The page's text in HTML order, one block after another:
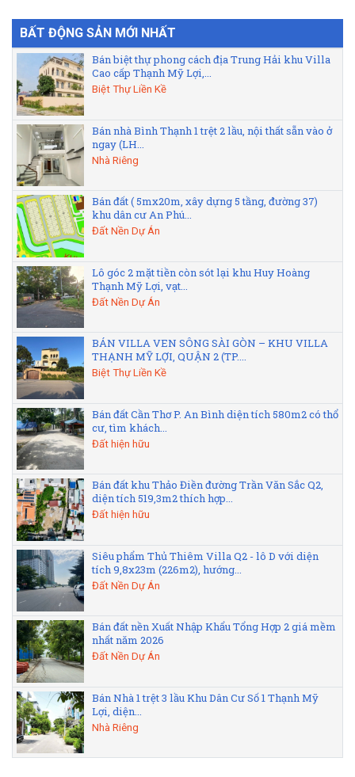
BẤT ĐỘNG SẢN MỚI NHẤT
Bán biệt thự phong cách địa Trung Hải khu Villa
Cao cấp Thạnh Mỹ Lợi,...
Biệt Thự Liền Kề
Bán nhà Bình Thạnh 1 trệt 2 lầu, nội thất sẵn vào ở
ngay (LH...
Nhà Riêng
Bán đất ( 5mx20m, xây dựng 5 tầng, đường 37)
khu dân cư An Phú...
Đất Nền Dự Án
Lô góc 2 mặt tiền còn sót lại khu Huy Hoàng
Thạnh Mỹ Lợi, vạt...
Đất Nền Dự Án
BÁN VILLA VEN SÔNG SÀI GÒN – KHU VILLA
THẠNH MỸ LỢI, QUẬN 2 (TP....
Biệt Thự Liền Kề
Bán đất Cần Thơ P. An Bình diện tích 580m2 có thổ
cư, tìm khách...
Đất hiện hữu
Bán đất khu Thảo Điền đường Trần Văn Sắc Q2,
diện tích 519,3m2 thích hợp...
Đất hiện hữu
Siêu phẩm Thủ Thiêm Villa Q2 - lô D với diện
tích 9,8x23m (226m2), hướng...
Đất Nền Dự Án
Bán đất nền Xuất Nhập Khẩu Tổng Hợp 2 giá mềm
nhất năm 2026
Đất Nền Dự Án
Bán Nhà 1 trệt 3 lầu Khu Dân Cư Số 1 Thạnh Mỹ
Lợi, diện...
Nhà Riêng